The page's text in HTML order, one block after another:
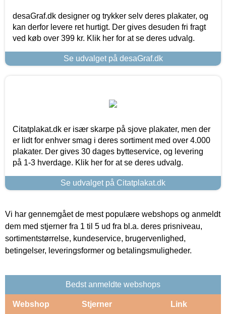
desaGraf.dk designer og trykker selv deres plakater, og
kan derfor levere ret hurtigt. Der gives desuden fri fragt
ved køb over 399 kr. Klik her for at se deres udvalg.
Se udvalget på desaGraf.dk
Citatplakat.dk er især skarpe på sjove plakater, men der
er lidt for enhver smag i deres sortiment med over 4.000
plakater. Der gives 30 dages bytteservice, og levering
på 1-3 hverdage. Klik her for at se deres udvalg.
Se udvalget på Citatplakat.dk
Vi har gennemgået de mest populære webshops og anmeldt
dem med stjerner fra 1 til 5 ud fra bl.a. deres prisniveau,
sortimentstørrelse, kundeservice, brugervenlighed,
betingelser, leveringsformer og betalingsmuligheder.
Bedst anmeldte webshops
Webshop Stjerner Link